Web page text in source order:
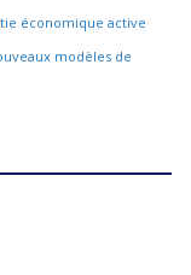
économique active
modèles de